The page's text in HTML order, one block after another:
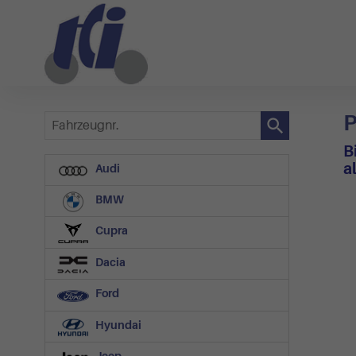
Fahrzeugnr.
Audi
BMW
Cupra
Dacia
Ford
Hyundai